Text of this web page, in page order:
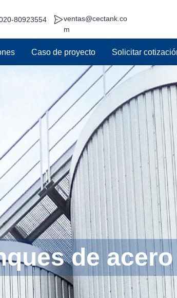
80923554
ventas@cectank.co
m
Caso de proyecto Solicitar
de